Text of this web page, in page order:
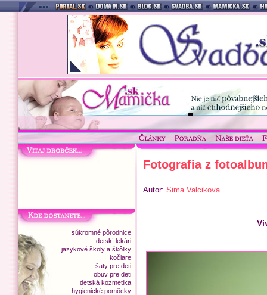
súkromné pôrodnice
detskí lekári
jazykové školy a škôlky
kočiare
šaty pre deti
obuv pre deti
detská kozmetika
hygienické pomôcky
Fotografia z
Autor:Sima Valcikova